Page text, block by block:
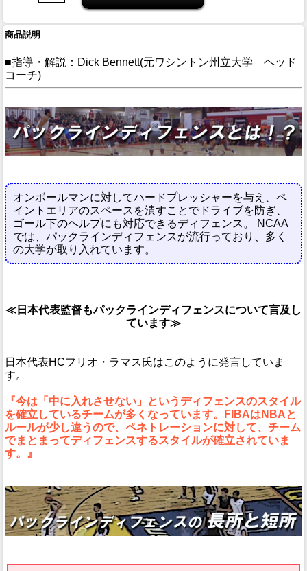
商品説明
■指導・解説：Dick Bennett(元ワシントン州立大学 ヘッド
コーチ)
オンボールマンに対してハードプレッシャーを与え、ペ
イントエリアのスペースを潰すことでドライブを防ぎ、
ゴール下のヘルプにも対応できるディフェンス。 NCAA
では、パックラインディフェンスが流行っており、多く
の大学が取り入れています。
≪日本代表監督もパックラインディフェンスについて言及し
ています≫
日本代表HCフリオ・ラマス氏はこのように発言していま
す。
『今は「中に入れさせない」というディフェンスのスタイル
を確立しているチームが多くなっています。FIBAはNBAと
ルールが少し違うので、ペネトレーションに対して、チーム
でまとまってディフェンスするスタイルが確立されていま
す。』